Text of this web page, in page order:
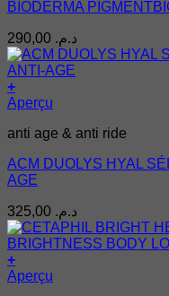
BIODERMA
د.م.
+
Aperçu
anti age & anti ride
ACM DUOLYS HYAL
AGE
د.م.
+
Aperçu